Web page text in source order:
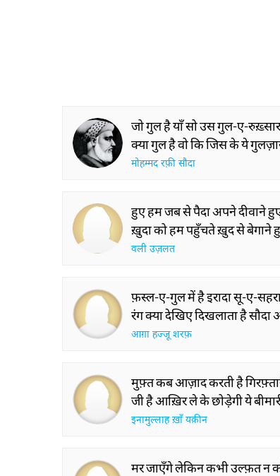
जो गुल है याँ सो उस गुल-ए-
क्या गुल है वो कि जिस के ये
मोहम्मद रफ़ी सौदा
हुए हम जब से पैदा अपने दीवाने
ख़ुदा को हम पहुँचते ख़ुद से बेगाने
वली उज़लत
फ़स्ल-ए-गुल में है इरादा सू-ए-
रंग क्या देखिए दिखलाता है सौदा
आग़ा हज्जू शरफ़
मुफ़्त कब आज़ाद करती है
जी है आख़िर ले के छोड़ेगी ये
इनामुल्लाह ख़ाँ यक़ीन
मर जाएँगे लेकिन कभी उल्फ़त न